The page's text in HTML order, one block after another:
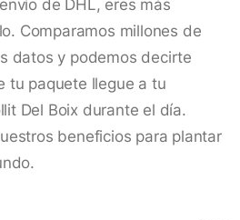
de DHL, eres más
Comparamos millones de
datos y podemos decirte
tu paquete llegue a tu
Del Boix durante el día.
beneficios para plantar